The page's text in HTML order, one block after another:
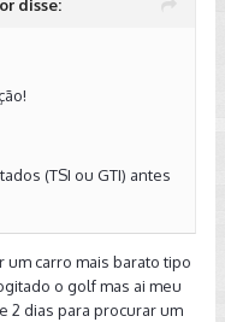
disse:
(TSI ou GTI) antes
o 1.0 TSI mas
do carro.
um carro mais barato tipo
o golf mas ai meu
2 dias para procurar um